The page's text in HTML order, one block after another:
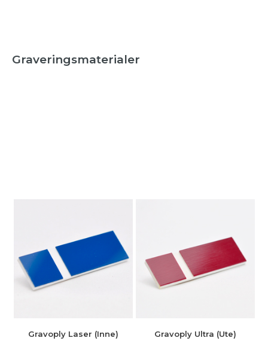
Graveringsmaterialer
Gravoply Laser (Inne) Gravoply Ultra (Ute)